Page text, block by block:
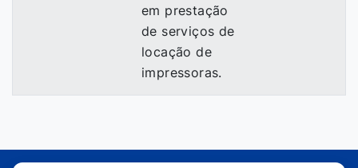
em prestação
de serviços de
locação de
impressoras.